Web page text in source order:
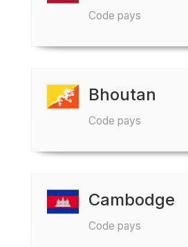
Code pays
Bhoutan
Code pays
Cambodge
Code pays